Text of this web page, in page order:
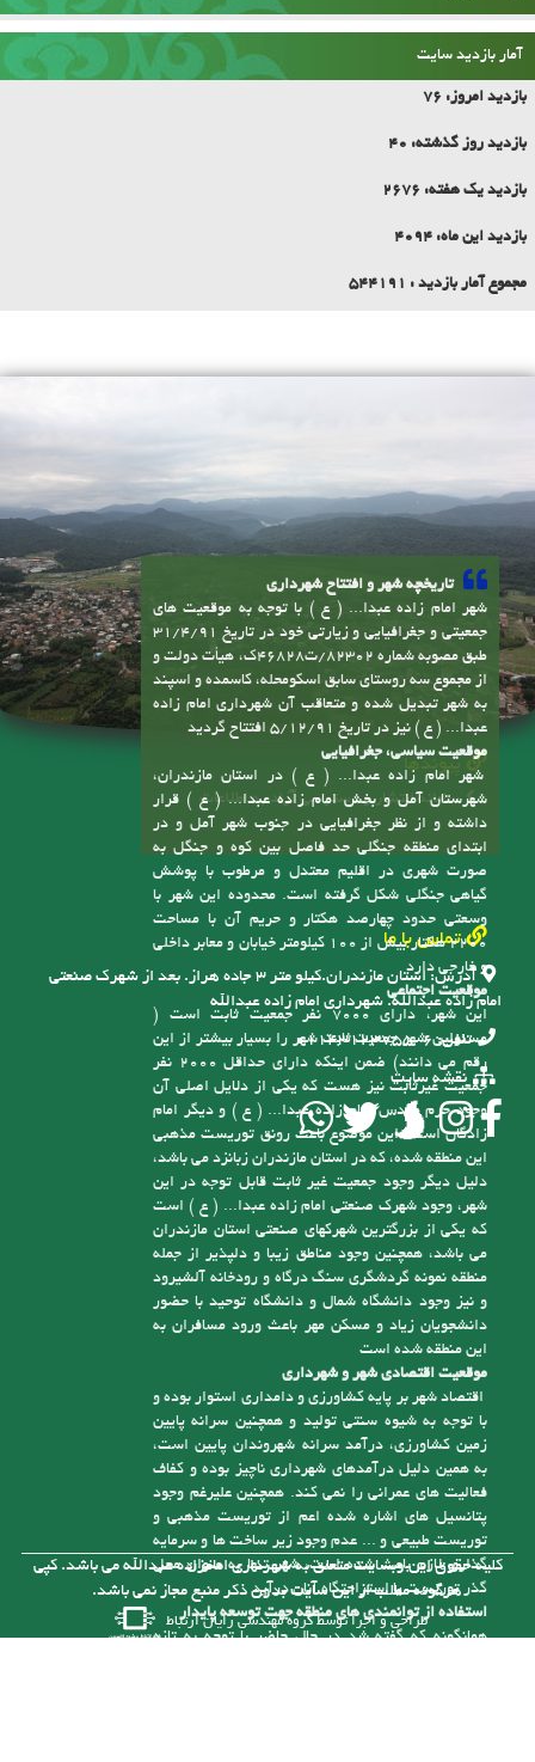
آمار بازدید سایت
بازدید امروز: 76
بازدید روز گذشته:
بازدید یک هفته: 2676
بازدید این ماه: 4094
مجموع آمار بازدید : 544191
تاریخچه شهر و افتتاح شهرداری
طبق مصوبه شماره 82302/ت46828ک، هیأت دولت و
از مجموع سه روستای سابق اسکومحله، کاسمده و اسپند
به شهر تبدیل شده و متعاقب آن شهرداری امام زاده
عبدا... ( ع ) نیز در تاریخ 5/12/91 افتتاح گردید
موقعیت سیاسی، جغرافیایی
شهر امام زاده عبدا... ( ع ) در استان مازندران،
شهرستان آمل و بخش امام زاده عبدا... ( ع ) قرار
داشته و از نظر جغرافیایی در جنوب شهر آمل و در
ابتدای منطقه جنگلی حد فاصل بین کوه و جنگل به
صورت شهری در اقلیم معتدل و مرطوب با پوشش
گیاهی جنگلی شکل گرفته است. محدوده این شهر با
وسعتی حدود چهارصد هکتار و حریم آن با مساحت
2200 هکتار بیش از 100 کیلومتر خیابان و معابر داخلی
و خارجی دارد
موقعیت اجتماعی
این شهر، دارای 7000 نفر جمعیت ثابت است (
مسئولین شهر جمعیت ثابت شهر را بسیار بیشتر از این
رقم می دانند) ضمن اینکه دارای حداقل 2000 نفر
جمعیت غیرثابت نیز هست که یکی از دلایل اصلی آن
وجود حرم مقدس امام زاده عبدا... ( ع ) و دیگر امام
زادگان است، این موضوع باعث رونق توریست مذهبی
این منطقه شده، که در استان مازندران زبانزد می باشد،
دلیل دیگر وجود جمعیت غیر ثابت قابل توجه در این
شهر، وجود شهرک صنعتی امام زاده عبدا... ( ع ) است
که یکی از بزرگترین شهرکهای صنعتی استان مازندران
می باشد، همچنین وجود مناطق زیبا و دلپذیر از جمله
منطقه نمونه گردشگری سنگ درگاه و رودخانه آلشیرود
و نیز وجود دانشگاه شمال و دانشگاه توحید با حضور
دانشجویان زیاد و مسکن مهر باعث ورود مسافران به
این منطقه شده است
موقعیت اقتصادی شهر و شهرداری
اقتصاد شهر بر پایه کشاورزی و دامداری استوار بوده و
با توجه به شیوه سنتی تولید و همچنین سرانه پایین
زمین کشاورزی، درآمد سرانه شهروندان پایین است،
به همین دلیل درآمدهای شهرداری ناچیز بوده و کفاف
فعالیت های عمرانی را نمی کند. همچنین علیرغم وجود
پتانسیل های اشاره شده اعم از توریست مذهبی و
توریست طبیعی و ... عدم وجود زیر ساخت ها و سرمایه
گذاری لازم باعث شده است، شهر تنها به عنوان محل
گذر توریست یا استراحتگاه آنان درآید
استفاده از توانمندی های منطقه جهت توسعه پایدار
همانگونه که گفته شد در حال حاضر با توجه به تازه
تأسیس بودن شهرداری و از درآمد کافی برای رسیدگی
به مشکلات موجود در شهر برخوردار نیست، ولی با توجه
پیوندها
سامانه انتشار و دسترسی آزاد به اطلاعات
تماس با ما
آدرس:
استان مازندران.کیلو متر ۳ جاده هراز. بعد از شهرک صنعتی
امام زاده عبدالله. شهرداری امام زاده عبدالله
تلفن: 6-01143123755
نقشه سایت
کلیه حقوق این وبسایت متعلق به شهرداری امامزاده عبدالله می باشد. کپی
هرگونه مطلب از این سایت بدون ذکر منبع مجاز نمی باشد.
طراحی و اجرا توسط گروه مهندسی رایان ارتباط